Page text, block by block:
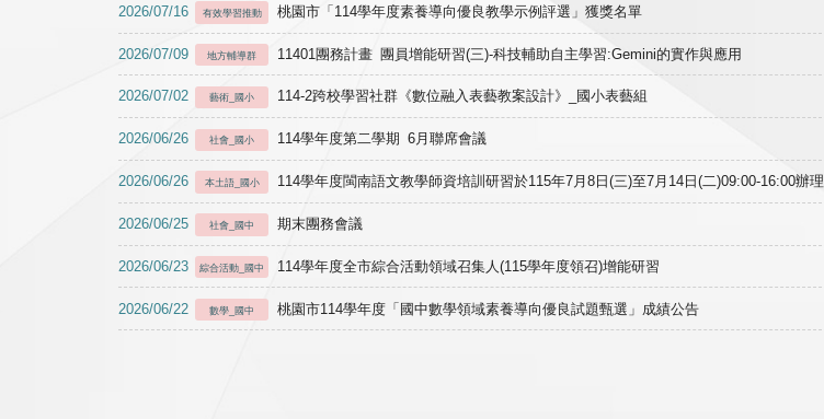
2026/07/16 有效學習推動 桃園市「114學年度素養導向優良教學示例評選」獲獎名單
2026/07/09 地方輔導群 11401團務計畫 團員增能研習(三)-科技輔助自主學習:Gemini的實作與應用
2026/07/02 藝術_國小 114-2跨校學習社群《數位融入表藝教案設計》_國小表藝組
2026/06/26 社會_國小 114學年度第二學期 6月聯席會議
2026/06/26 本土語_國小 114學年度閩南語文教學師資培訓研習於115年7月8日(三)至7月14日(二)09:00-16:00辦理
2026/06/25 社會_國中 期末團務會議
2026/06/23 綜合活動_國中 114學年度全市綜合活動領域召集人(115學年度領召)增能研習
2026/06/22 數學_國中 桃園市114學年度「國中數學領域素養導向優良試題甄選」成績公告